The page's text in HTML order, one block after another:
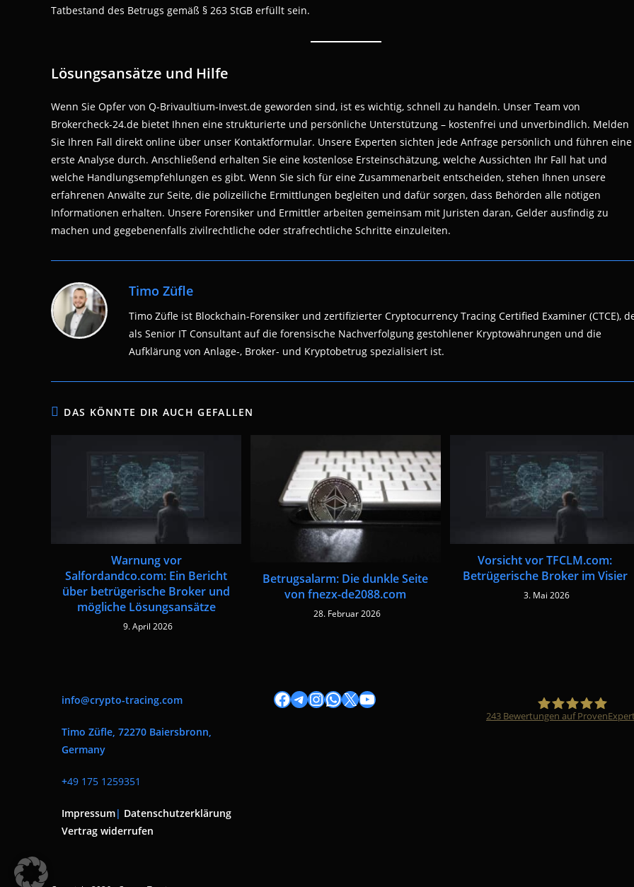
Tatbestand des Betrugs gemäß § 263 StGB erfüllt sein.
Lösungsansätze und Hilfe
Wenn Sie Opfer von Q-Brivaultium-Invest.de geworden sind, ist es wichtig, schnell zu handeln. Unser Team von
Brokercheck-24.de bietet Ihnen eine strukturierte und persönliche Unterstützung – kostenfrei und unverbindlich. Melden
Sie Ihren Fall direkt online über unser Kontaktformular. Unsere Experten sichten jede Anfrage persönlich und führen eine
erste Analyse durch. Anschließend erhalten Sie eine kostenlose Ersteinschätzung, welche Aussichten Ihr Fall hat und
welche Handlungsempfehlungen es gibt. Wenn Sie sich für eine Zusammenarbeit entscheiden, stehen Ihnen unsere
erfahrenen Anwälte zur Seite, die polizeiliche Ermittlungen begleiten und dafür sorgen, dass Behörden alle nötigen
Informationen erhalten. Unsere Forensiker und Ermittler arbeiten gemeinsam mit Juristen daran, Gelder ausfindig zu
machen und gegebenenfalls zivilrechtliche oder strafrechtliche Schritte einzuleiten.
Timo Züfle
Timo Züfle ist Blockchain-Forensiker und zertifizierter Cryptocurrency Tracing Certified Examiner (CTCE),
als Senior IT Consultant auf die forensische Nachverfolgung gestohlener Kryptowährungen und die
Aufklärung von Anlage-, Broker- und Kryptobetrug spezialisiert ist.
DAS KÖNNTE DIR AUCH GEFALLEN
Warnung vor
Salfordandco.com: Ein Bericht
über betrügerische Broker und
mögliche Lösungsansätze
9. April 2026
Betrugsalarm: Die dunkle Seite
von fnezx-de2088.com
28. Februar 2026
Vorsicht vor TFCLM.com:
Betrügerische Broker im Visier
3. Mai 2026
info@crypto-tracing.com
Timo Züfle, 72270 Baiersbronn,
Germany
+49 175 1259351
Impressum| Datenschutzerklärung
Vertrag widerrufen
Facebook
Telegram
Instagram
WhatsApp
X YouTube
243 Bewertungen auf